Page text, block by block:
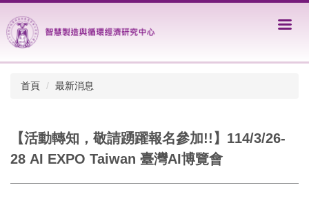
到
主
首頁 最新消息
【活動轉知，敬請踴躍報名參加!!】114/3/26-
28 AI EXPO Taiwan 臺灣AI博覽會